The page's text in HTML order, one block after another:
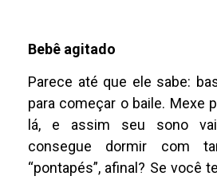
Bebê agitado
Parece até que ele sabe:
para começar o baile. Mexe
lá, e assim seu sono
consegue dormir com
“pontapés”, afinal? Se você